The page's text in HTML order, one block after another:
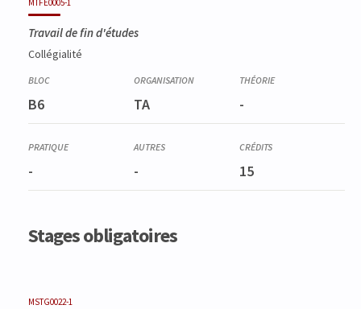
Travail de fin d'études
Collégialité
B6 TA -
- - 15
Stages obligatoires
MSTG0022-1